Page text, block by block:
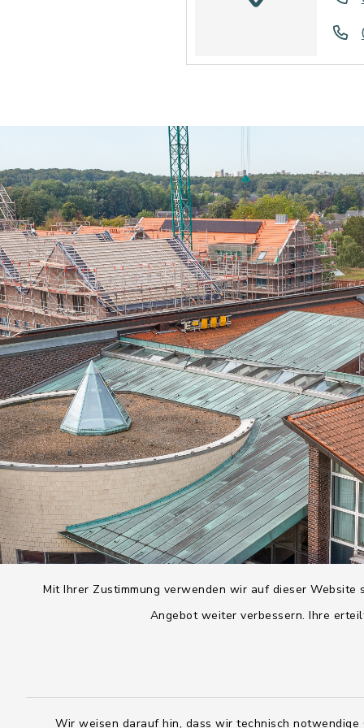
Mit Ihrer Zustimmung verwenden wir auf dieser
Angebot weiter verbessern. Ihre
Wir weisen darauf hin, dass wir technisch